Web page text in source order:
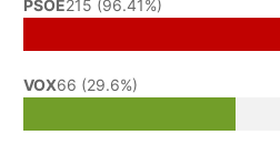
PSOE215 (96.41%)
VOX66 (29.6%)